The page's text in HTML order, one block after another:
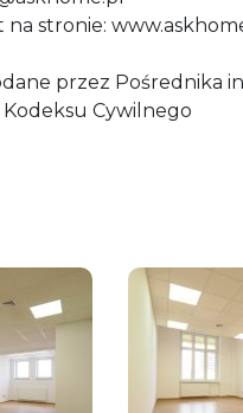
stronie:
przez Pośrednika
Cywilnego